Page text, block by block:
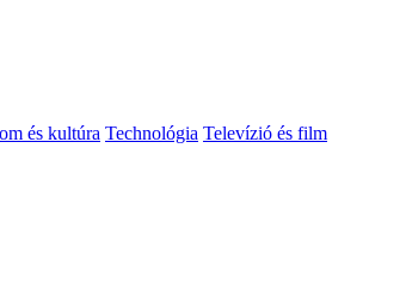
és kultúra Technológia Televízió és film